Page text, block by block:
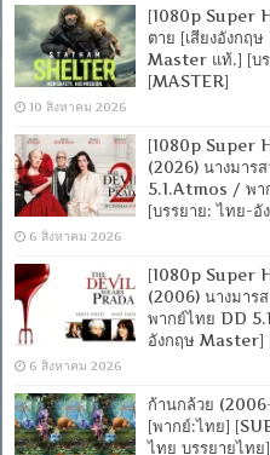
[1080p Super
ตาย [เสียงอังกฤ
Master แท้.] [บ
[MASTER]
10 สิงหาคม 2026
[1080p Super
(2026) นางมาร
5.1.Atmos / พา
[บรรยาย: ไทย-
6 สิงหาคม 2026
[1080p Super
(2006) นางมาร
พากย์ไทย DD
อังกฤษ Master]
6 สิงหาคม 2026
ก้านกล้วย
[พากย์:ไทย]
ไทย บรรยายไท